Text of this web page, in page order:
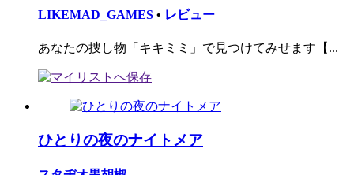
LIKEMAD_GAMES • レビュー
あなたの捜し物「キキミミ」で見つけてみせます【...
ひとりの夜のナイトメア